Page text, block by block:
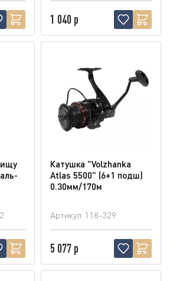
1 040 р
Катушка "Volzhanka
Atlas 5500" (6+1 подш)
0.30мм/170м
Артикул 118-329
5 077 р